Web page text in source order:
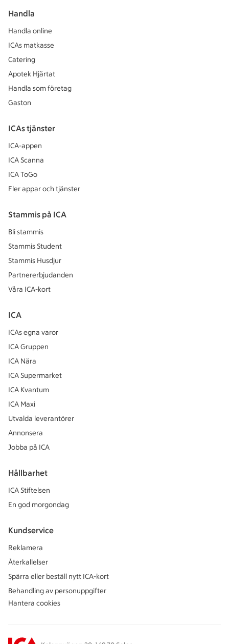
Handla
Handla online
ICAs matkasse
Catering
Apotek Hjärtat
Handla som företag
Gaston
ICAs tjänster
ICA-appen
ICA Scanna
ICA ToGo
Fler appar och tjänster
Stammis på ICA
Bli stammis
Stammis Student
Stammis Husdjur
Partnererbjudanden
Våra ICA-kort
ICA
ICAs egna varor
ICA Gruppen
ICA Nära
ICA Supermarket
ICA Kvantum
ICA Maxi
Utvalda leverantörer
Annonsera
Jobba på ICA
Hållbarhet
ICA Stiftelsen
En god morgondag
Kundservice
Reklamera
Återkallelser
Spärra eller beställ nytt ICA-kort
Behandling av personuppgifter
Hantera cookies